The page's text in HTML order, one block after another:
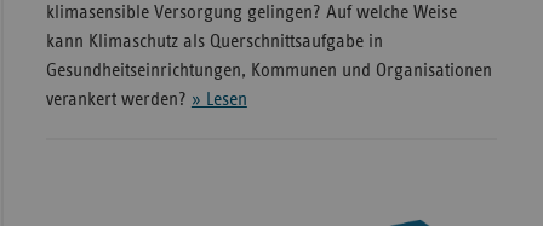
klimasensible Versorgung gelingen? Auf welche Weise
kann Klimaschutz als Querschnittsaufgabe in
Gesundheitseinrichtungen, Kommunen und Organisationen
verankert werden? » Lesen